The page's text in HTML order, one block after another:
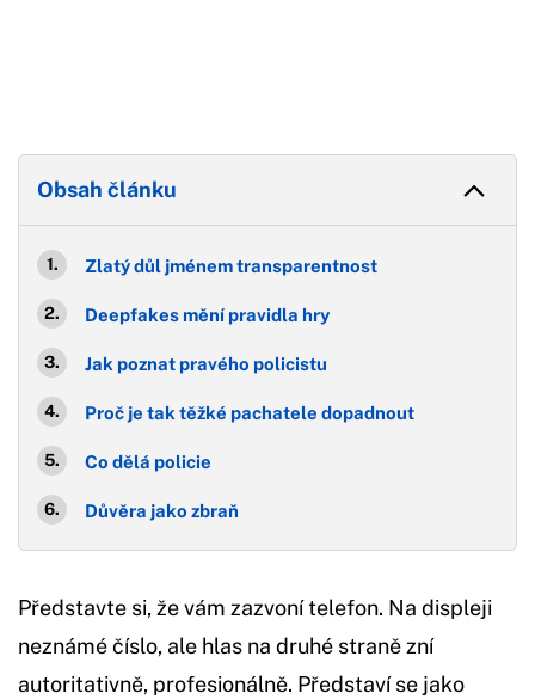
Obsah článku
Zlatý důl jménem transparentnost
Deepfakes mění pravidla hry
Jak poznat pravého policistu
Proč je tak těžké pachatele dopadnout
Co dělá policie
Důvěra jako zbraň
Představte si, že vám zazvoní telefon. Na displeji
neznámé číslo, ale hlas na druhé straně zní
autoritativně, profesionálně. Představí se jako